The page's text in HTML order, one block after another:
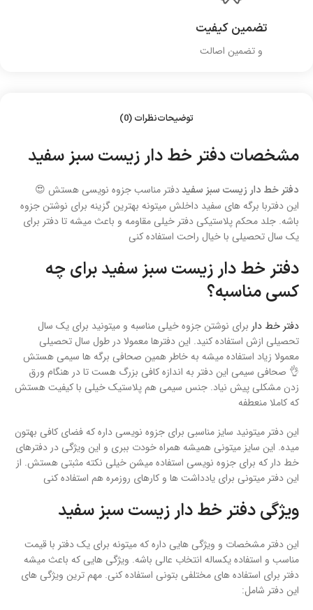
تضمین کیفیت
و تضمین اصالت
توضیحاتنظرات (0)
مشخصات دفتر خط دار زیست سبز سفید
دفتر خط دار زیست سبز سفیددفتر مناسب جزوه نویسی هستش 😍
این دفتربا برگه های سفید داخلش میتونه بهترین گزینه برای نوشتن جزوه
باشه. جلد محکم پلاستیکی دفتر خیلی مقاومه و باعث میشه تا دفتر برای
یک سال تحصیلی با خیال راحت استفاده کنی
دفتر خط دار زیست سبز سفید برای چه
کسی مناسبه؟
دفتر خط دار برای نوشتن جزوه خیلی مناسبه و میتونید برای یک سال
تحصیلی ازش استفاده کنید. این دفترها معمولا در طول سال تحصیلی
معمولا زیاد استفاده میشه به خاطر همین صحافی برگه ها سیمی هستش
👌 صحافی سیمی این دفتر به اندازه کافی بزرگ هست تا در هنگام ورق
زدن مشکلی پیش نیاد. جنس سیمی هم پلاستیک خیلی با کیفیت هستش
که کاملا منعطفه
این دفتر میتونید سایز مناسبی برای جزوه نویسی داره که فضای کافی بهتون
میده. این سایز میتونی همیشه همراه خودت ببری و این ویژگی در دفترهای
خط دار که برای جزوه نویسی استفاده میشن خیلی نکته مثبتی هستش. از
این دفتر میتونی برای یادداشت ها و کارهای روزمره هم استفاده کنی
ویژگی دفتر خط دار زیست سبز سفید
این دفتر مشخصات و ویژگی هایی داره که میتونه برای یک دفتر با قیمت
مناسب و استفاده یکساله انتخاب عالی باشه. ویژگی هایی که باعث میشه
دفتر برای استفاده های مختلفی بتونی استفاده کنی. مهم ترین ویژگی های
این دفتر شامل: